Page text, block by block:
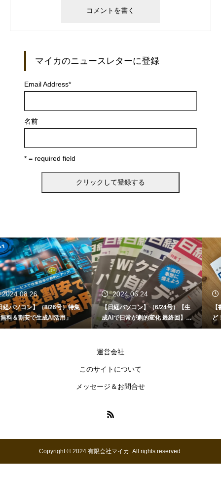
マイカのニュースレターに登録
Email Address*
名前
* = required field
2024.06.24
【日経パソコン】（6/24号）【生
成AIで日常が劇的変化 最終回】 A
I時代のアプリケーション／サービ
2024.06.12
【書籍】ゼロからはじめる なるほ
ど！Copilot活用術（技術評論社）
運営会社
このサイトについて
メッセージ＆お問合せ
Copyright © 2024 有限会社マイカ. All rights reserved.